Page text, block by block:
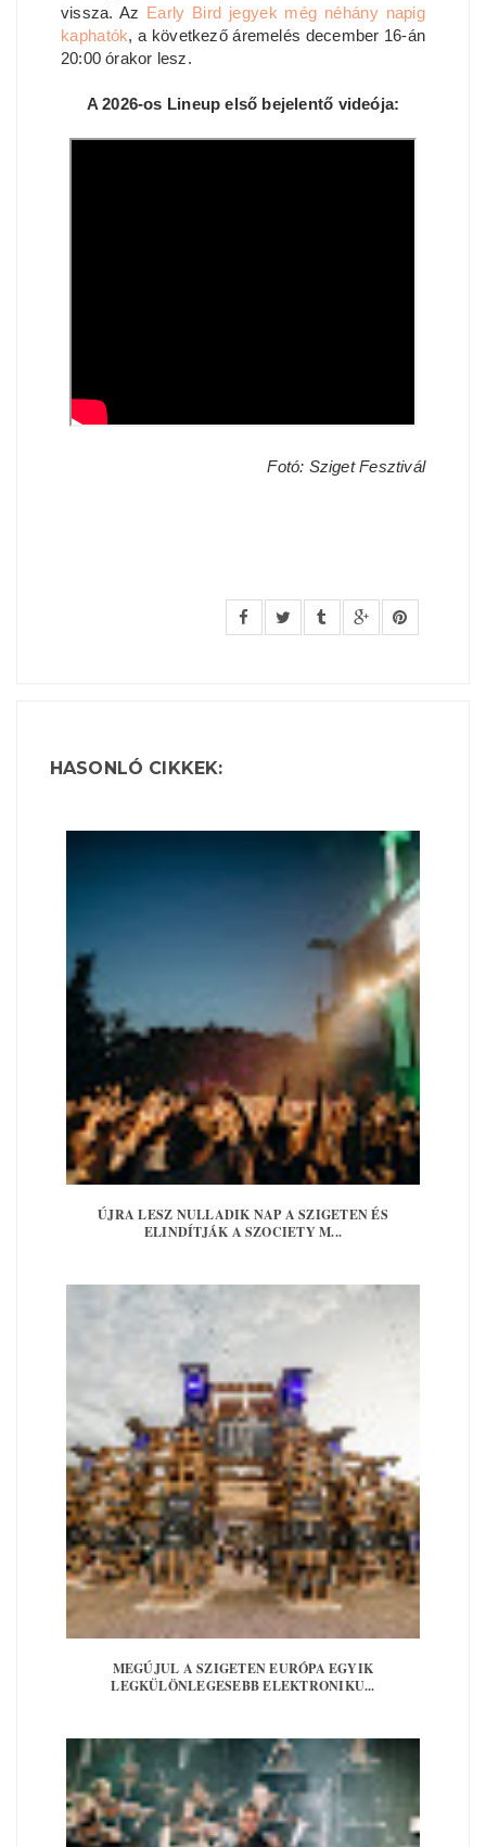
vissza. Az Early Bird jegyek még néhány napig
kaphatók, a következő áremelés december 16-án
20:00 órakor lesz.
A 2026-os Lineup első bejelentő videója:
Fotó: Sziget Fesztivál
HASONLÓ CIKKEK:
ÚJRA LESZ NULLADIK NAP A SZIGETEN ÉS
ELINDÍTJÁK A SZOCIETY M...
MEGÚJUL A SZIGETEN EURÓPA EGYIK
LEGKÜLÖNLEGESEBB ELEKTRONIKU...